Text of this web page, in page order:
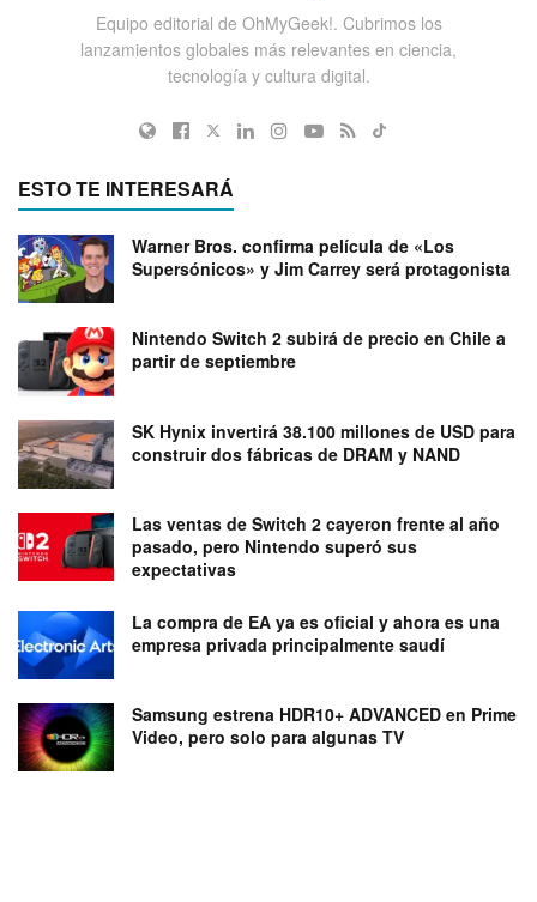
Equipo editorial de OhMyGeek!. Cubrimos los
lanzamientos globales más relevantes en ciencia,
tecnología y cultura digital.
ESTO TE INTERESARÁ
Warner Bros. confirma película de «Los
Supersónicos» y Jim Carrey será protagonista
Nintendo Switch 2 subirá de precio en Chile a
partir de septiembre
SK Hynix invertirá 38.100 millones de USD para
construir dos fábricas de DRAM y NAND
Las ventas de Switch 2 cayeron frente al año
pasado, pero Nintendo superó sus
expectativas
La compra de EA ya es oficial y ahora es una
empresa privada principalmente saudí
Samsung estrena HDR10+ ADVANCED en Prime
Video, pero solo para algunas TV